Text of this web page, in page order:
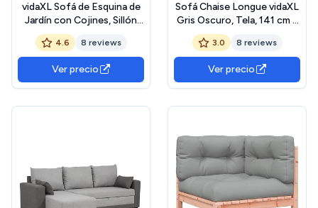
vidaXL Sofá de Esquina de
Jardín con Cojines, Sillón
Esquinero, Sofá Modular de
Exterior, Mueble Asiento
para Patio Terraza, Ratán
Sintético Gris
4.6 8 reviews
Ver precio
Sofá Chaise Longue vidaXL
Gris Oscuro, Tela, 141 cm x
55.5 cm x 66.5 cm
3.0 8 reviews
Ver precio